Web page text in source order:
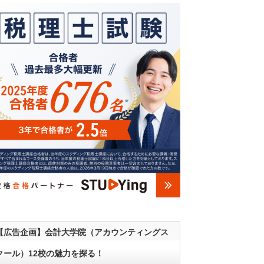
広告企画】会計大学院（アカウンティングス
ール）12校の魅力を探る！